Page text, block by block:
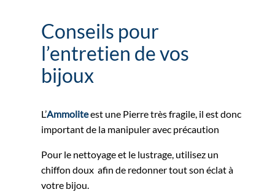
Conseils pour
l’entretien de vos
bijoux
L’Ammoliteest une Pierre très fragile, il est donc
important de la manipuler avec précaution
Pour le nettoyage et le lustrage, utilisez un
chiffon doux afin de redonner tout son éclat à
votre bijou.